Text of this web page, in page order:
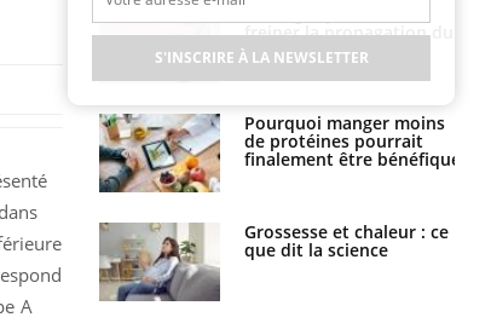
A
profile-t-
de
t-il ?
freiner la propagation du
cancer ?
Pourquoi manger moins
de protéines pourrait
finalement être bénéfique
Grossesse et chaleur : ce
que dit la science
S'INSCRIRE À LA NEWSLETTER